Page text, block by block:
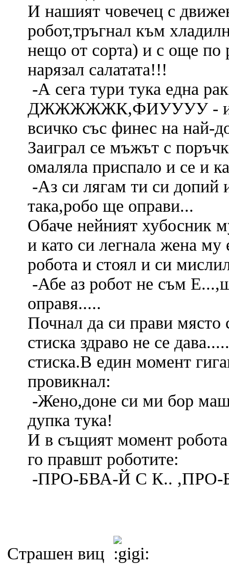
И нашият човечец с
робот,тръгнал към
нещо от сорта) и с още по
нарязал салатата!!!
-А сега тури тука една
ДЖЖЖЖЖК,ФИУУУУ -
всичко със финес на най-
Заиграл се мъжът с
омаляла приспало и се и
-Аз си лягам ти си допий
така,робо ще оправи...
Обаче нейният хубосник
и като си легнала жена му
робота и стоял и си
-Абе аз робот не съм
оправя.....
Почнал да си прави
стиска здраво не се
стиска.В един момент
провикнал:
-Жено,доне си ми бор
дупка тука!
И в същият момент робота
го правшт роботите:
-ПРО-БВА-Й С К.. ,ПРО-
Страшен виц